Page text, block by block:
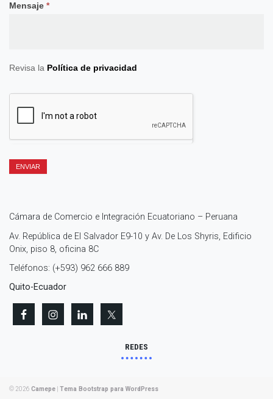
Mensaje *
Revisa la Política de privacidad
ENVIAR
Cámara de Comercio e Integración Ecuatoriano – Peruana
Av. República de El Salvador E9-10 y Av. De Los Shyris, Edificio
Onix, piso 8, oficina 8C
Teléfonos: (+593) 962 666 889
Quito-Ecuador
REDES
© 2026 Camepe Tema Bootstrap para WordPress